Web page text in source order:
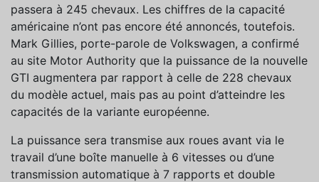
passera à 245 chevaux. Les chiffres de la capacité
américaine n’ont pas encore été annoncés, toutefois.
Mark Gillies, porte-parole de Volkswagen, a confirmé
au site Motor Authority que la puissance de la nouvelle
GTI augmentera par rapport à celle de 228 chevaux
du modèle actuel, mais pas au point d’atteindre les
capacités de la variante européenne.
La puissance sera transmise aux roues avant via le
travail d’une boîte manuelle à 6 vitesses ou d’une
transmission automatique à 7 rapports et double